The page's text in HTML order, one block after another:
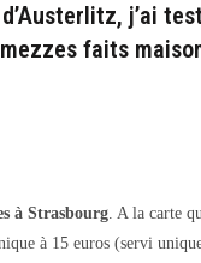
j’ai
faits
à Strasbourg. A la carte
à 15 euros (servi